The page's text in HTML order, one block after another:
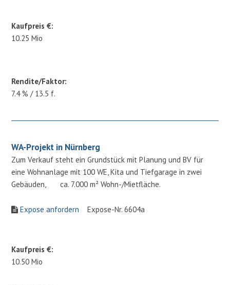
Kaufpreis €:
10.25 Mio
Rendite/Faktor:
7.4 % / 13.5 f.
WA-Projekt in Nürnberg
Zum Verkauf steht ein Grundstück mit Planung und BV für
eine Wohnanlage mit 100 WE, Kita und Tiefgarage in zwei
Gebäuden, ca. 7.000 m² Wohn-/Mietfläche.
Expose anfordern Expose-Nr. 6604a
Kaufpreis €:
10.50 Mio